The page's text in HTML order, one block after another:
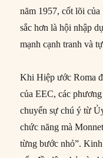
năm 1957, cốt lõi
sắc hơn là hội nhập
mạnh cạnh tranh và
Khi Hiệp ước Roma
của EEC, các
chuyển sự chú ý từ
chức năng mà
từng bước nhỏ”.